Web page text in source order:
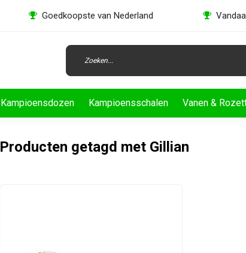
Goedkoopste van Nederland
Kampioensdozen Kampioensschalen Vanen &
Producten getagd met Gillian